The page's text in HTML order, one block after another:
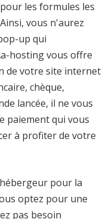
les formules les
vous n'aurez
up qui
hosting vous offre
de votre site internet
chèque,
lancée, il ne vous
paiement qui vous
à profiter de votre
pour la
optez pour une
pas besoin